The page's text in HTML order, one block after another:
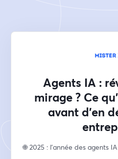
Agents IA :
mirage ? Ce
avant d'en
🌐 2025 : l’année des agents